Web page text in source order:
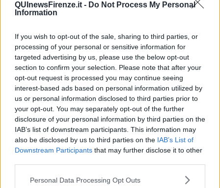
QUInewsFirenze.it - Do Not Process My Personal
Information
If you wish to opt-out of the sale, sharing to third parties, or
processing of your personal or sensitive information for
targeted advertising by us, please use the below opt-out
section to confirm your selection. Please note that after your
opt-out request is processed you may continue seeing
interest-based ads based on personal information utilized by
us or personal information disclosed to third parties prior to
your opt-out. You may separately opt-out of the further
disclosure of your personal information by third parties on the
IAB’s list of downstream participants. This information may
also be disclosed by us to third parties on the IAB’s List of
Downstream Participants that may further disclose it to other
Personal Data Processing Opt Outs
"I rider sono abbandonati a se stessi e attaccati a una piattaforma
che li governa tramite un algoritmo che non hanno il diritto di
conoscere. Sono diventati il simbolo del lavoro precario e
pericoloso ma indispensabile per la società di oggi. Con la
pandemia è sotto gli occhi di tutti che la loro attività è incrementata
ma anche i rischi connessi con essa, a partire dagli incidenti
stradali di cui sono vittime mentre lavorano o si recano a
lavorare. Su questo tema abbiamo aperto, con la Regione
Toscana, un tavolo per analizzare ed interessare, non solo le
multinazionali, ma soprattutto le imprese locali che utilizzano i
ciclofattorini. Su questo terreno abbiamo fatto degli accordi con le
società per il riconoscimento dello status di lavoratori subordinati e
l’applicazione del CCNL. Però non basta, ci vuole un
riconoscimento generalizzato dove il rapporto di lavoro sia di tipo
subordinato e, soprattutto, aprire una nuova stagione dove le